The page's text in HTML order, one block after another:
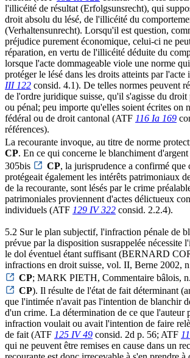
l'illicéité de résultat (Erfolgsunsrecht), qui
droit absolu du lésé, de l'illicéité du
(Verhaltensunrecht). Lorsqu'il est question,
préjudice purement économique, celui-ci ne
réparation, en vertu de l'illicéité déduite du
lorsque l'acte dommageable viole une norme
protéger le lésé dans les droits atteints par
III 122 consid. 4.1). De telles normes peuvent
de l'ordre juridique suisse, qu'il s'agisse du
ou pénal; peu importe qu'elles soient écrites on
fédéral ou de droit cantonal (ATF 116 Ia 169
références).
La recourante invoque, au titre de norme
CP. En ce qui concerne le blanchiment
305bis
CP, la jurisprudence a confirmé que
protégeait également les intérêts patrimoniaux
de la recourante, sont lésés par le crime
patrimoniales proviennent d'actes délictueux
individuels (ATF 129 IV 322 consid. 2.2.4).
5.2 Sur le plan subjectif, l'infraction pénale de
prévue par la disposition susrappelée nécessite
le dol éventuel étant suffisant (BERNARD
infractions en droit suisse, vol. II, Berne 2002,
CP; MARK PIETH, Commentaire bâlois,
CP). Il résulte de l'état de fait déterminant
que l'intimée n'avait pas l'intention de blanchir
d'un crime. La détermination de ce que l'auteur
infraction voulait ou avait l'intention de faire
de fait (ATF 125 IV 49 consid. 2d p. 56; ATF
qui ne peuvent être remises en cause dans un